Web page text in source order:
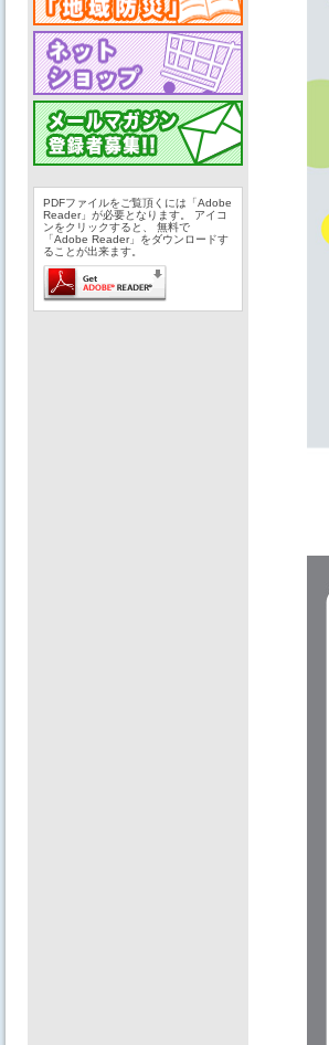
PDFファイルをご覧頂くには「Adobe
Reader」が必要となります。 アイコ
ンをクリックすると、 無料で
「Adobe Reader」をダウンロードす
ることが出来ます。